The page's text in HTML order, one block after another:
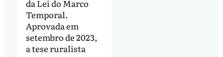
da Lei do Marco
Temporal.
Aprovada em
setembro de 2023,
a tese ruralista